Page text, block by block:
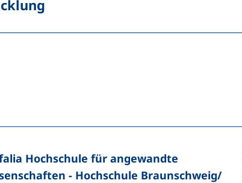
(externer Link, öffnet neues Fenster)
teilen (externer Link, öffnet neues Fenster)
Hochschule für angewandte
- Hochschule Braunschweig/​